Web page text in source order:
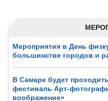
Мероприятия в День
большинстве городов и
В Самаре будет
фестиваль Арт-
воображение»